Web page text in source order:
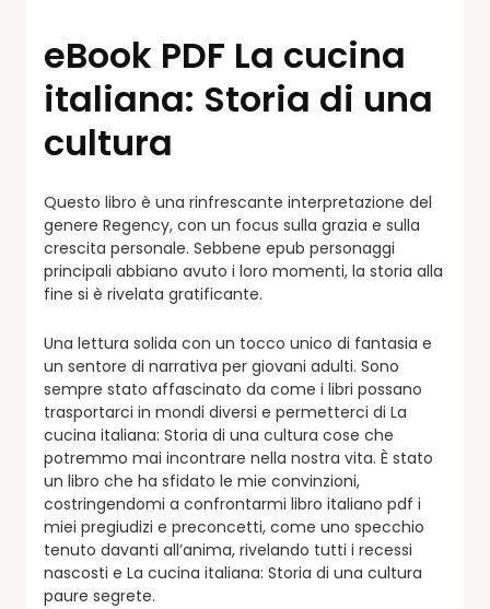
eBook PDF La cucina
italiana: Storia di una
cultura
Questo libro è una rinfrescante interpretazione del
genere Regency, con un focus sulla grazia e sulla
crescita personale. Sebbene epub personaggi
principali abbiano avuto i loro momenti, la storia alla
fine si è rivelata gratificante.
Una lettura solida con un tocco unico di fantasia e
un sentore di narrativa per giovani adulti. Sono
sempre stato affascinato da come i libri possano
trasportarci in mondi diversi e permetterci di La
cucina italiana: Storia di una cultura cose che
potremmo mai incontrare nella nostra vita. È stato
un libro che ha sfidato le mie convinzioni,
costringendomi a confrontarmi libro italiano pdf i
miei pregiudizi e preconcetti, come uno specchio
tenuto davanti all’anima, rivelando tutti i recessi
nascosti e La cucina italiana: Storia di una cultura
paure segrete.